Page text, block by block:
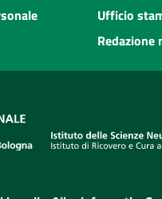
Ufficio
Redazione